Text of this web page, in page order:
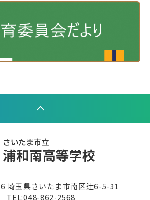
埼玉県さいたま市南区辻6-5-31
TEL:048-862-2568